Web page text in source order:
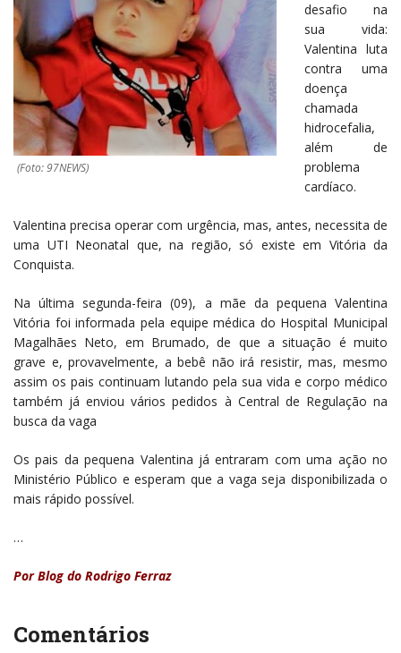
(Foto: 97NEWS)
desafio na
sua vida:
Valentina luta
contra uma
doença
chamada
hidrocefalia,
além de
problema
cardíaco.
Valentina precisa operar com urgência, mas, antes, necessita de
uma UTI Neonatal que, na região, só existe em Vitória da
Conquista.
Na última segunda-feira (09), a mãe da pequena Valentina
Vitória foi informada pela equipe médica do Hospital Municipal
Magalhães Neto, em Brumado, de que a situação é muito
grave e, provavelmente, a bebê não irá resistir, mas, mesmo
assim os pais continuam lutando pela sua vida e corpo médico
também já enviou vários pedidos à Central de Regulação na
busca da vaga
Os pais da pequena Valentina já entraram com uma ação no
Ministério Público e esperam que a vaga seja disponibilizada o
mais rápido possível.
…
Por Blog do Rodrigo Ferraz
Comentários